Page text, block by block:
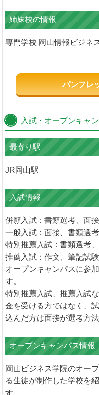
姉妹校の情報
専門学校 岡山情報ビジネ
パンフレ
入試・オープンキャ
最寄り駅
JR岡山駅
入試情報
併願入試：書類選考、面接
一般入試：面接、書類選考
特別推薦入試：書類選考
推薦入試：作文、筆記試
オープンキャンパスに参
す。
特別推薦入試、推薦入試
金を受ける方ではなく、
込んだ方は面接が選考方
オープンキャンパス情報
岡山ビジネス学院のオー
る生徒が制作した学校を
す。